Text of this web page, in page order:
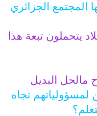
المجتمع الجزائري
يتحملون تبعة هذا
مالحل البديل
تجاه